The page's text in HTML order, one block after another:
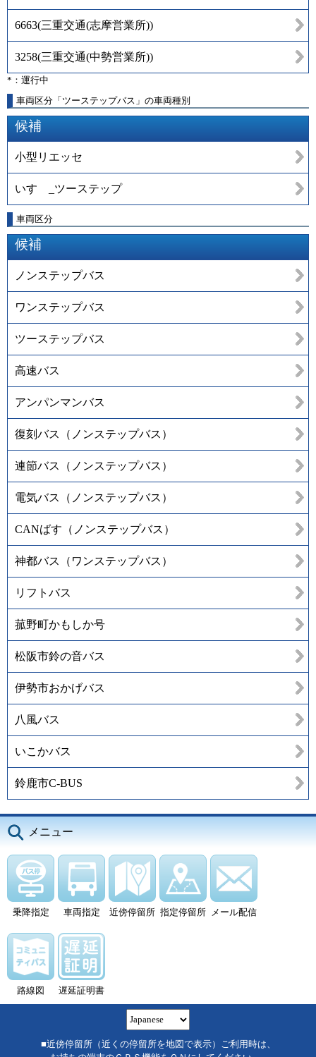
6663(三重交通(志摩営業所))
3258(三重交通(中勢営業所))
*：運行中
車両区分「ツーステップバス」の車両種別
候補
小型リエッセ
いすゞ_ツーステップ
車両区分
候補
ノンステップバス
ワンステップバス
ツーステップバス
高速バス
アンパンマンバス
復刻バス（ノンステップバス）
連節バス（ノンステップバス）
電気バス（ノンステップバス）
CANばす（ノンステップバス）
神都バス（ワンステップバス）
リフトバス
菰野町かもしか号
松阪市鈴の音バス
伊勢市おかげバス
八風バス
いこかバス
鈴鹿市C-BUS
メニュー
乗降指定 車両指定 近傍停留所 指定停留所 メール配信
路線図 遅延証明書
■近傍停留所（近くの停留所を地図で表示）ご利用時は、